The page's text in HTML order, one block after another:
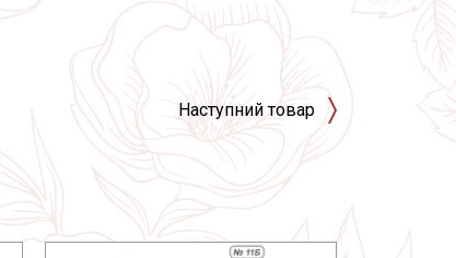
Наступний товар